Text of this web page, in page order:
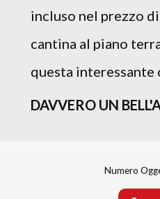
incluso nel prezzo
cantina al piano
questa
DAVVERO UN
Numero